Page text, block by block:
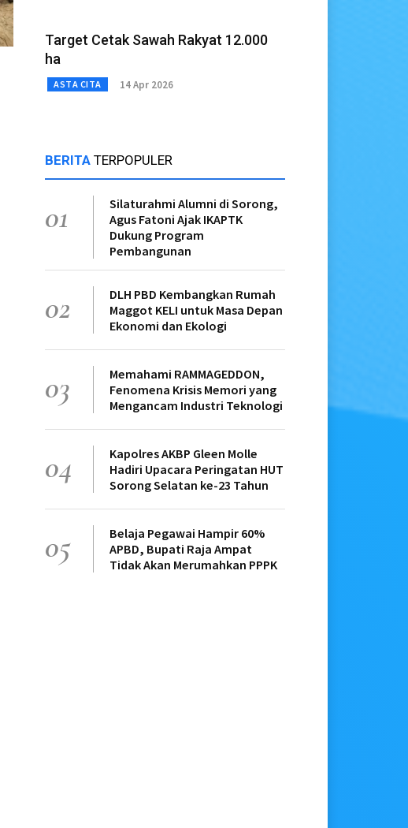
Target Cetak Sawah Rakyat 12.000
ha
ASTA CITA 14 Apr 2026
BERITA TERPOPULER
01
Silaturahmi Alumni di Sorong,
Agus Fatoni Ajak IKAPTK
Dukung Program
Pembangunan
02
DLH PBD Kembangkan Rumah
Maggot KELI untuk Masa Depan
Ekonomi dan Ekologi
03
Memahami RAMMAGEDDON,
Fenomena Krisis Memori yang
Mengancam Industri Teknologi
04
Kapolres AKBP Gleen Molle
Hadiri Upacara Peringatan HUT
Sorong Selatan ke-23 Tahun
05
Belaja Pegawai Hampir 60%
APBD, Bupati Raja Ampat
Tidak Akan Merumahkan PPPK